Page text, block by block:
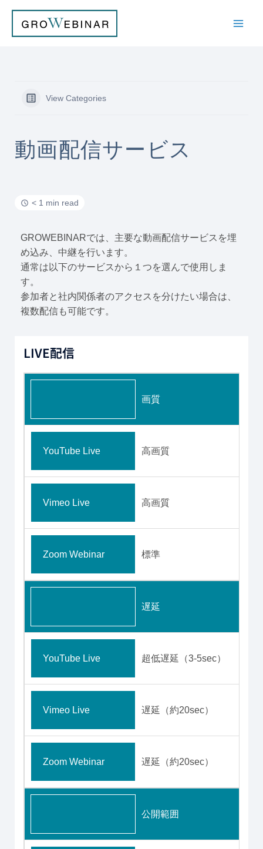
View Categories
動画配信サービス
< 1 min read
GROWEBINARでは、主要な動画配信サービスを埋
め込み、中継を行います。
通常は以下のサービスから１つを選んで使用しま
す。
参加者と社内関係者のアクセスを分けたい場合は、
複数配信も可能です。
LIVE配信
画質
YouTube Live 高画質
Vimeo Live 高画質
Zoom Webinar 標準
遅延
YouTube Live 超低遅延（3-5sec）
Vimeo Live 遅延（約20sec）
Zoom Webinar 遅延（約20sec）
公開範囲